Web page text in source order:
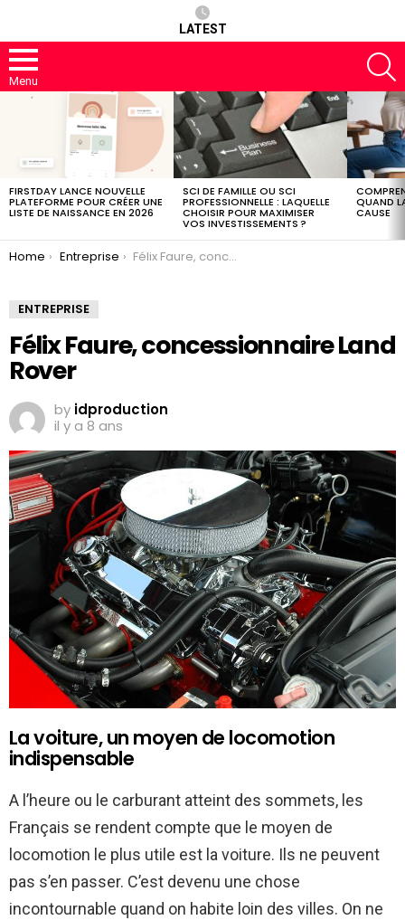
LATEST
Menu
FIRSTDAY LANCE NOUVELLE
PLATEFORME POUR CRÉER UNE
LISTE DE NAISSANCE EN 2026
SCI DE FAMILLE OU SCI
PROFESSIONNELLE : LAQUELLE
CHOISIR POUR MAXIMISER
VOS INVESTISSEMENTS ?
QUAND
CAUSE
You are here:
Home Entreprise Félix Faure, concessionnaire Land Rover
ENTREPRISE
Félix Faure, concessionnaire Land
Rover
by idproduction
il y a 8 ans
La voiture, un moyen de locomotion
indispensable
A l’heure ou le carburant atteint des sommets, les
Français se rendent compte que le moyen de
locomotion le plus utile est la voiture. Ils ne peuvent
pas s’en passer. C’est devenu une chose
incontournable quand on habite loin des villes. On ne